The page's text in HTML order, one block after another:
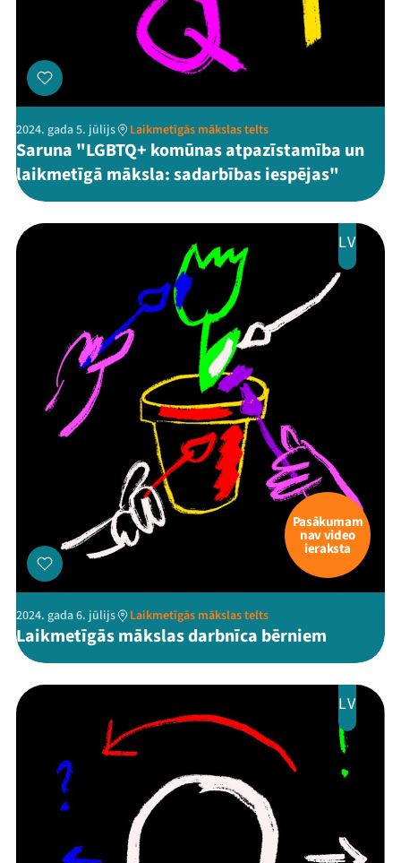
Festivāls
Programma
Arhīvs
Viņi bija LAMPĀ 2026
Jaunumi
Ziedo
Veikals
Kontakti
ThreadsFacebookYoutube
X Instagram
Flick TikTok
2024. gada 5. jūlijs Laikmetīgās mākslas telts
Saruna "LGBTQ+ komūnas atpazīstamība un
laikmetīgā māksla: sadarbības iespējas"
LV
Pasākumam
nav video
ieraksta
2024. gada 6. jūlijs Laikmetīgās mākslas telts
Laikmetīgās mākslas darbnīca bērniem
LV